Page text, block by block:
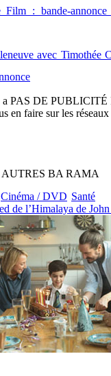
Film : bande-
avec Timothée
PAS DE PUBLICITÉ
en faire sur les
AUTRES BA RAMA
Cinéma / DVD Santé
de l’Himalaya de